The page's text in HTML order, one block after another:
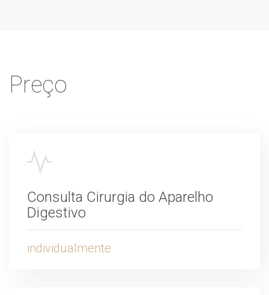
Preço
Consulta Cirurgia do Aparelho
Digestivo
individualmente